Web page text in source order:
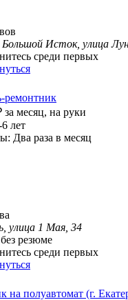
Большой Исток, улица
среди первых
ремонтник
за месяц, на руки
лет
Два раза в месяц
улица 1 Мая, 34
резюме
среди первых
на полуавтомат (г.